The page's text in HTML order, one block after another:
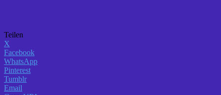
Teilen
X
Facebook
WhatsApp
Pinterest
Tumblr
Email